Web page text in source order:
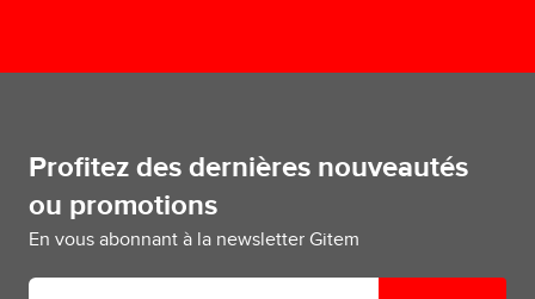
Profitez des dernières nouveautés
ou promotions
En vous abonnant à la newsletter Gitem